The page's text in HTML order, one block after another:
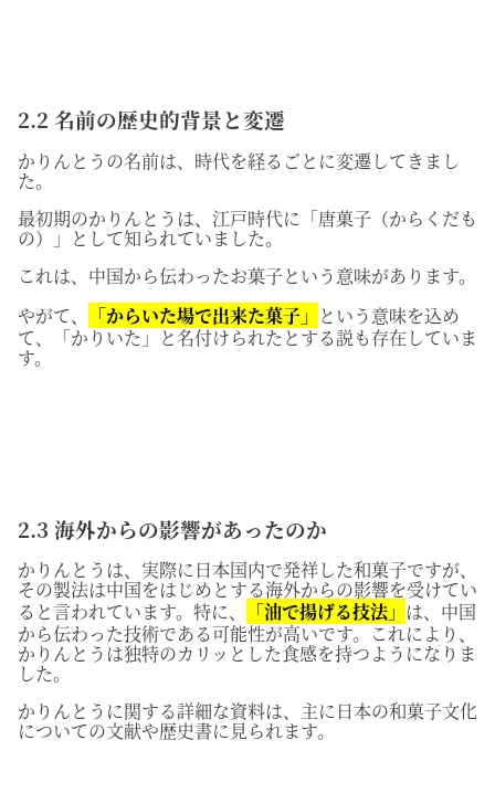
2.2 名前の歴史的背景と変遷
かりんとうの名前は、時代を経るごとに変遷してきまし
た。
最初期のかりんとうは、江戸時代に「唐菓子（からくだも
の）」として知られていました。
これは、中国から伝わったお菓子という意味があります。
やがて、
「からいた場で出来た菓子」 という意味を込め
て、「かりいた」と名付けられたとする説も存在していま
す。
2.3 海外からの影響があったのか
かりんとうは、実際に日本国内で発祥した和菓子ですが、
その製法は中国をはじめとする海外からの影響を受けてい
ると言われています。特に、
「油で揚げる技法」 は、中国
から伝わった技術である可能性が高いです。これにより、
かりんとうは独特のカリッとした食感を持つようになりま
した。
かりんとうに関する詳細な資料は、主に日本の和菓子文化
についての文献や歴史書に見られます。